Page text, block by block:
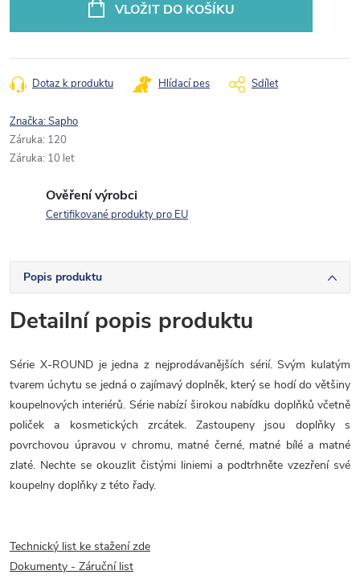
VLOŽIT DO KOŠÍKU
Dotaz k produktu Hlídací pes Sdílet
Značka:Sapho
Záruka: 120
Záruka: 10 let
Ověření výrobci
Certifikované produkty pro EU
Popis produktu
Detailní popis produktu
Série X-ROUND je jedna z nejprodávanějších sérií. Svým kulatým
tvarem úchytu se jedná o zajímavý doplněk, který se hodí do většiny
koupelnových interiérů. Série nabízí širokou nabídku doplňků včetně
poliček a kosmetických zrcátek. Zastoupeny jsou doplňky s
povrchovou úpravou v chromu, matné černé, matné bílé a matné
zlaté. Nechte se okouzlit čistými liniemi a podtrhněte vzezření své
koupelny doplňky z této řady.
Technický list ke stažení zde
Dokumenty - Záruční list